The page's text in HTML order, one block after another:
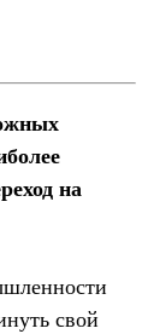
на
свой